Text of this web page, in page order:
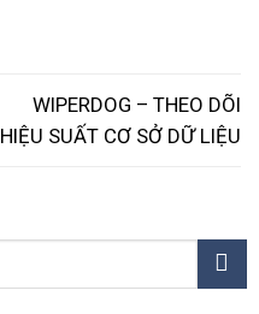
WIPERDOG – THEO DÕI
HIỆU SUẤT CƠ SỞ DỮ LIỆU